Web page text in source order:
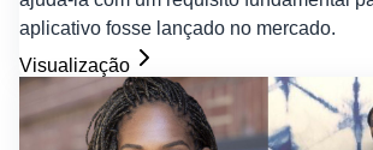
aplicativo fosse lançado no mercado.
Visualização